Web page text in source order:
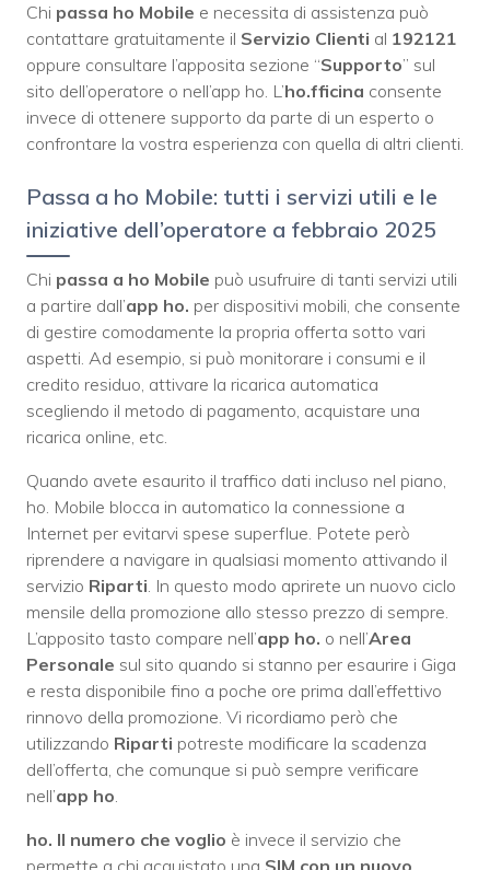
Chi passa ho Mobile e necessita di assistenza può
contattare gratuitamente il Servizio Clienti al 192121
oppure consultare l’apposita sezione “Supporto” sul
sito dell’operatore o nell’app ho. L’ho.fficina consente
invece di ottenere supporto da parte di un esperto o
confrontare la vostra esperienza con quella di altri clienti.
Passa a ho Mobile: tutti i servizi utili e le
iniziative dell’operatore a febbraio 2025
Chi passa a ho Mobile può usufruire di tanti servizi utili
a partire dall’app ho. per dispositivi mobili, che consente
di gestire comodamente la propria offerta sotto vari
aspetti. Ad esempio, si può monitorare i consumi e il
credito residuo, attivare la ricarica automatica
scegliendo il metodo di pagamento, acquistare una
ricarica online, etc.
Quando avete esaurito il traffico dati incluso nel piano,
ho. Mobile blocca in automatico la connessione a
Internet per evitarvi spese superflue. Potete però
riprendere a navigare in qualsiasi momento attivando il
servizio Riparti. In questo modo aprirete un nuovo ciclo
mensile della promozione allo stesso prezzo di sempre.
L’apposito tasto compare nell’app ho. o nell’Area
Personale sul sito quando si stanno per esaurire i Giga
e resta disponibile fino a poche ore prima dall’effettivo
rinnovo della promozione. Vi ricordiamo però che
utilizzando Riparti potreste modificare la scadenza
dell’offerta, che comunque si può sempre verificare
nell’app ho.
ho. Il numero che voglio è invece il servizio che